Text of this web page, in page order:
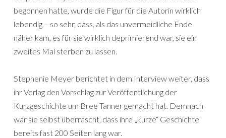
begonnen hatte, wurde die Figur für die Autorin wirklich
lebendig – so sehr, dass, als das unvermeidliche Ende
näher kam, es für sie wirklich deprimierend war, sie ein
zweites Mal sterben zu lassen.
Stephenie Meyer berichtet in dem Interview weiter, dass
ihr Verlag den Vorschlag zur Veröffentlichung der
Kurzgeschichte um Bree Tanner gemacht hat. Demnach
war sie selbst überrascht, dass ihre „kurze“ Geschichte
bereits fast 200 Seiten lang war.